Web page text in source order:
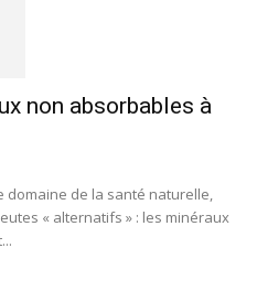
non absorbables à
domaine de la santé naturelle,
« alternatifs » : les minéraux